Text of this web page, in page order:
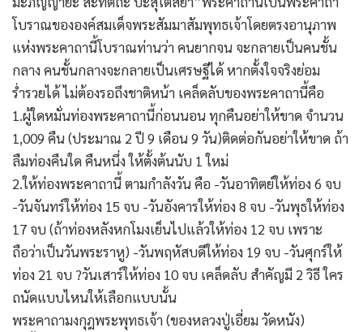
โบราณขององค์สมเด็จพระสัมมาสัมพุทธเจ้าโดยตรงอานุภาพ
แห่งพระคาถานี้โบราณท่านว่า คนยากจน จะกลายเป็นคนชั้น
กลาง คนชั้นกลางจะกลายเป็นเศรษฐีได้ หากตั้งใจจริงย่อม
ร่ำรวยได้ ไม่ต้องรอถึงชาติหน้า เคล็ดลับของพระคาถานี้คือ
1.ผู้ใดหมั่นท่องพระคาถานี้ก่อนนอน ทุกคืนอย่าให้ขาด จำนวน
1,009 คืน (ประมาณ 2 ปี 9 เดือน 9 วัน)ติดต่อกันอย่าให้ขาด ถ้า
ลืมท่องคืนใด คืนหนึ่ง ให้ตั้งต้นนับ 1 ใหม่
2.ให้ท่องพระคาถานี้ ตามกำลังวัน คือ -วันอาทิตย์ให้ท่อง 6 จบ
-วันจันทร์ให้ท่อง 15 จบ -วันอังคารให้ท่อง 8 จบ -วันพุธให้ท่อง
17 จบ (ถ้าท่องหลังหกโมงเย็นไปแล้วให้ท่อง 12 จบ เพราะ
ถือว่าเป็นวันพระราหู) -วันพฤหัสบดีให้ท่อง 19 จบ -วันศุกร์ให้
ท่อง 21 จบ ?วันเสาร์ให้ท่อง 10 จบ เคล็ดลับ สำคัญมี 2 วิธี ใคร
ถนัดแบบไหนให้เลือกแบบนั้น
พระคาถามงกุฎพระพุทธเจ้า (ของหลวงปู่เอี่ยม วัดหนัง)